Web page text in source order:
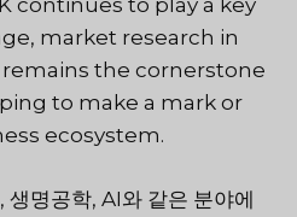
continues to play a key
market research in
the cornerstone
to make a mark or
ecosystem.
생명공학, AI와 같은 분야에